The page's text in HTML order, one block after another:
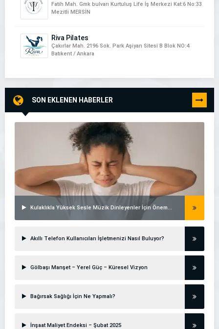
Fatih Mah. Gmk bulvarı Kurtuluş Life İş Merkezi Kat:6 No:33
Mezitli MERSİN
Riva Pilates
Çakırlar Mah. 2196 Sok. Park Aşiyan Sitesi B Blok NO:4
Batıkent / Ankara
SON EKLENEN HABERLER TÜMÜNÜ
GÖR
Kulaklıkla Yüksek Sesle Müzik Dinleyenler İçin Önemli Uyarılar!
Akıllı Telefon Kullanıcıları İşletmenizi Nasıl Buluyor?
Gölbaşı Manşet – Yerel Güç – Küresel Vizyon
Bağırsak Sağlığı İçin Ne Yapmalı?
İnşaat Maliyet Endeksi – Şubat 2025